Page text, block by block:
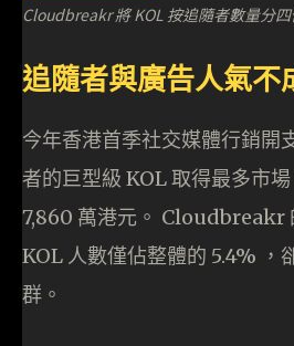
Cloudbreakr 將 KOL 按追隨者數量分四
追隨者與廣告人氣不
今年香港首季社交媒體行銷開
者的巨型級 KOL 取得最多市
7,860 萬港元。 Cloudbreakr
KOL 人數僅佔整體的 5.4% ，
群。